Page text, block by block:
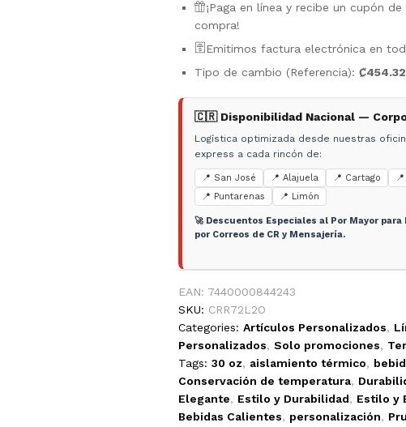
¡Paga en línea y recibe un cupón
compra!
Emitimos factura electrónica en
Tipo de cambio (Referencia):
🇨🇷 Disponibilidad Nacional —
Logística optimizada desde nuestras
express a cada rincón de:
📍 San José 📍 Alajuela 📍 Cartago
📍 Puntarenas
📍 Limón
🚀 Descuentos Especiales al Por Mayor
por Correos de CR y Mensajería.
EAN: 7440000844243
SKU: CRR72L2O
Categories: Artículos Personalizados,
Personalizados, Solo promociones,
Tags: 30 oz, aislamiento térmico,
Conservación de temperatura,
Elegante, Estilo y Durabilidad, Estilo y
Bebidas Calientes, personalización,